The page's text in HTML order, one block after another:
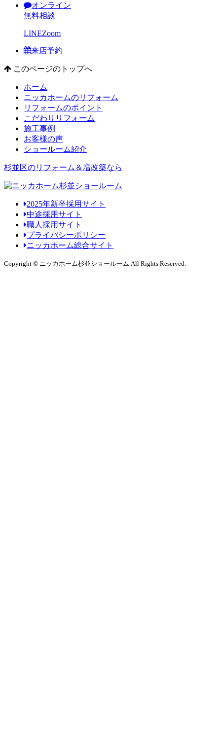
オンライン
無料相談
LINEZoom
来店予約
このページのトップへ
ホーム
ニッカホームのリフォーム
リフォームのポイント
こだわりリフォーム
施工事例
お客様の声
ショールーム紹介
杉並区のリフォーム＆増改築なら
2025年新卒採用サイト
中途採用サイト
職人採用サイト
プライバシーポリシー
ニッカホーム総合サイト
Copyright © ニッカホーム杉並ショールーム All Rights Reserved.